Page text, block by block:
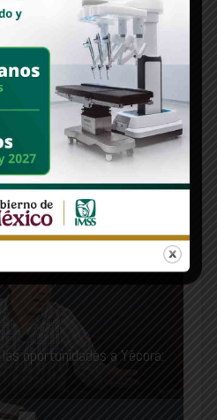
1485 FIDESON 2
oportunidades a Yécora: